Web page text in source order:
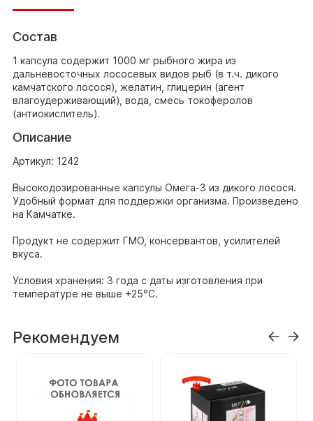
Состав
1 капсула содержит 1000 мг рыбного жира из
дальневосточных лососевых видов рыб (в т.ч. дикого
камчатского лосося), желатин, глицерин (агент
влагоудерживающий), вода, смесь токоферолов
(антиокислитель).
Описание
Артикул: 1242
Высокодозированные капсулы Омега-3 из дикого лосося.
Удобный формат для поддержки организма. Произведено
на Камчатке.
Продукт не содержит ГМО, консервантов, усилителей
вкуса.
Условия хранения: 3 года с даты изготовления при
температуре не выше +25°С.
Рекомендуем